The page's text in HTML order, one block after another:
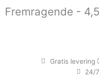
Fremragende -
Gratis levering
24/